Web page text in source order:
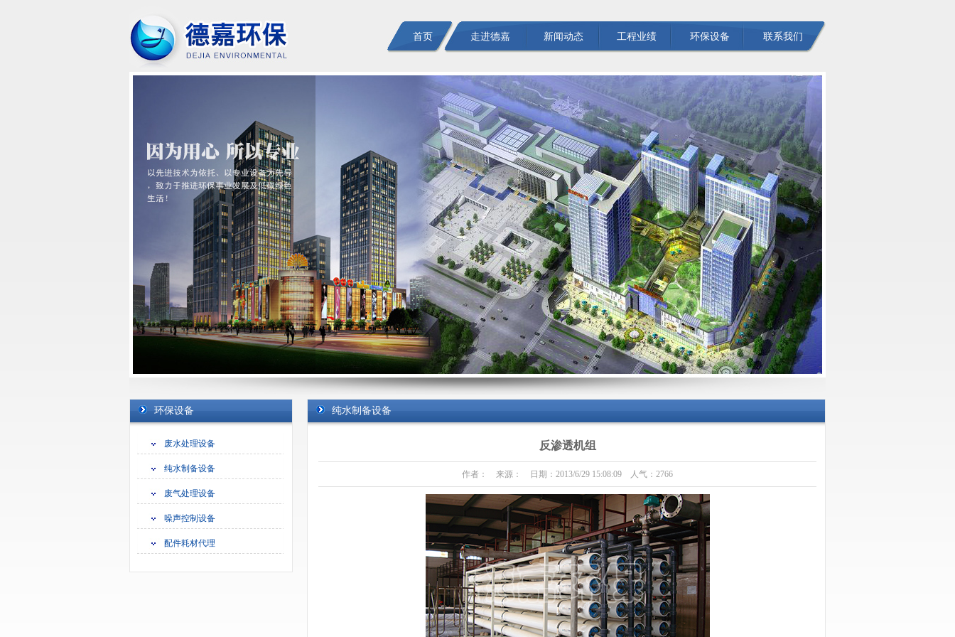
首页 走进德嘉 新闻动态 工程业绩
中水回用工程
纯水及超纯水工
程
循环水处理工程
废气与烟尘治理
工程
噪声控制与降噪
工程
环保设施托管运
营
环保设备 联系我们
苏州德嘉环保工程是一家专业的苏州废水处理，苏州污水治理，苏州中水回收，苏州废气治
理，苏州废气处理公司。
苏州德嘉环保工程专注于苏州水处理工程、苏州废水处理工程、苏州工业废水工程、苏州污水
纯水工程等苏州环保工程。
苏州德嘉环保工程,主营苏州工业废水处理,苏州污水治理,苏州污水处理,苏州废气治理,苏州中水
回用,苏州纯水工程等苏州环保工程,合作热线:13004588481!
环保设备
废水处理设备
纯水制备设备
废气处理设备
噪声控制设备
配件耗材代理
纯水制备设备
反渗透机组
作者： 来源： 日期：2013/6/29 15:08:09 人气：2766